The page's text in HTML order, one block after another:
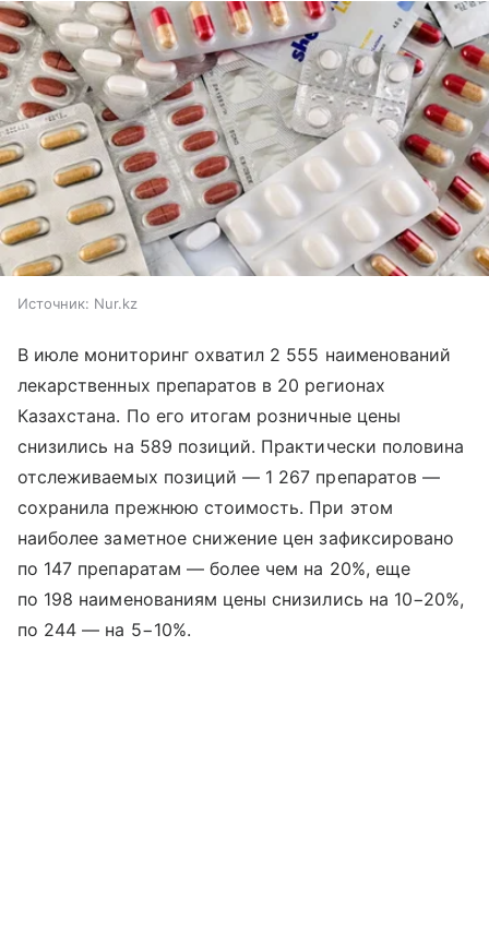
Источник: Nur.kz
В июле мониторинг охватил 2 555 наименований
лекарственных препаратов в 20 регионах
Казахстана. По его итогам розничные цены
снизились на 589 позиций. Практически половина
отслеживаемых позиций — 1 267 препаратов —
сохранила прежнюю стоимость. При этом
наиболее заметное снижение цен зафиксировано
по 147 препаратам — более чем на 20%, еще
по 198 наименованиям цены снизились на 10−20%,
по 244 — на 5−10%.